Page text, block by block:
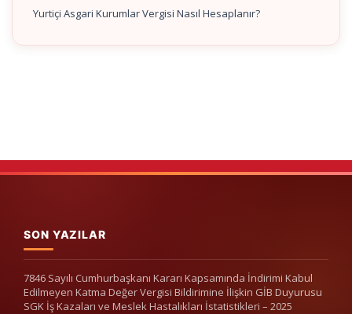
Yurtiçi Asgari Kurumlar Vergisi Nasıl Hesaplanır?
SON YAZILAR
7846 Sayılı Cumhurbaşkanı Kararı Kapsamında İndirimi Kabul
Edilmeyen Katma Değer Vergisi Bildirimine İlişkin GİB Duyurusu
SGK İş Kazaları ve Meslek Hastalıkları İstatistikleri – 2025